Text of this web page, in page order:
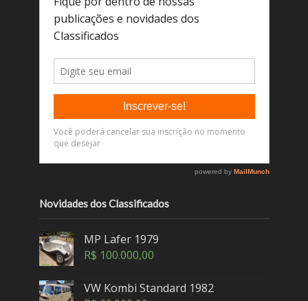
Novidades dos Classificados
MP Lafer 1979
R$ 100.000,00
VW Kombi Standard 1982